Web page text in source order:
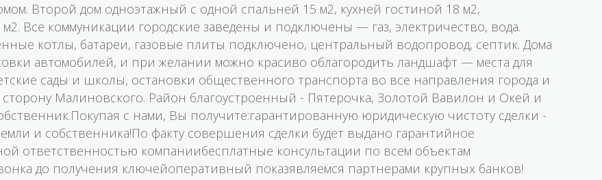
Второй дом одноэтажный с одной спальней 15 м2, кухней гостиной 18 м2,
Bсе коммуникации городские заведены и подключены — газ, электричество, вода.
котлы, батареи, газовые плиты подключено, центральный водопровод, септик. Дома
автомобилей, и при желании можно красиво облагородить ландшафт — места для
сады и школы, остановки общественного транспорта во все направления города и
Малиновского. Район благоустроенный - Пятерочка, Золотой Вавилон и Окей и
с нами, Вы получите:гарантированную юридическую чистоту сделки -
и собственника!По факту совершения сделки будет выдано гарантийное
ответственностью компаниибесплатные консультации по всем объектам
до получения ключейоперативный показявляемся партнерами крупных банков!